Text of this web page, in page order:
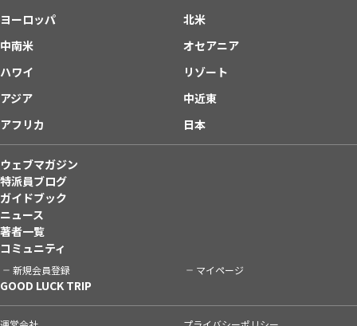
ヨーロッパ
北米
中南米
オセアニア
ハワイ
リゾート
アジア
中近東
アフリカ
日本
ウェブマガジン
特派員ブログ
ガイドブック
ニュース
著者一覧
コミュニティ
新規会員登録 マイページ
GOOD LUCK TRIP